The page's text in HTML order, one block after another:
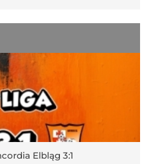
Elbląg 3:1